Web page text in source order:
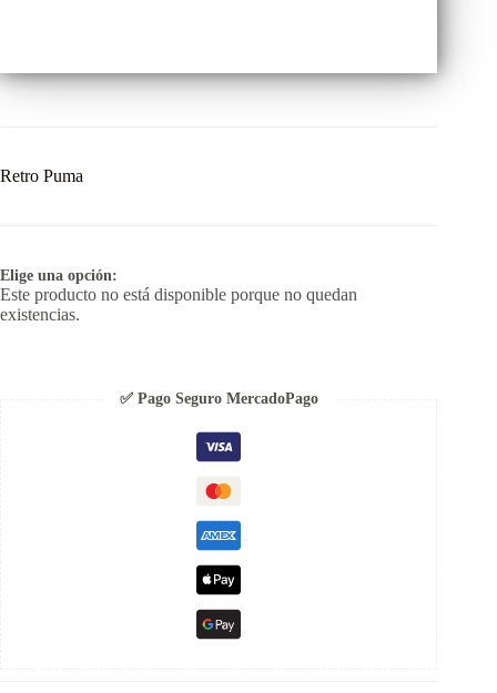
Retro Puma
Elige una opción:
Este producto no está disponible porque no quedan
existencias.
✅ Pago Seguro MercadoPago